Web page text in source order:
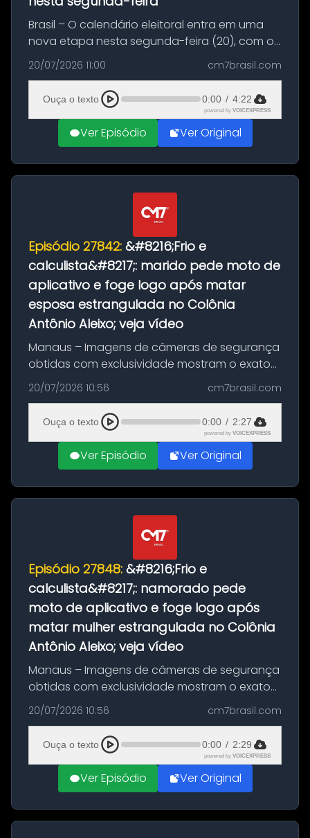
Brasil – O calendário eleitoral entra em uma
nova etapa nesta segunda-feira (20), com o
início do período destinado às convenções
partidárias. Até 5 de agosto, partidos e
federações poderão oficializa...
20/07/2026 11:00 cm7brasil.com
Ouça o texto 0:00 / 4:22
powered by VOICEXPRESS
Ver Episódio Ver Original
Episódio 27842: &#8216;Frio e
calculista&#8217;: marido pede moto de
aplicativo e foge logo após matar
esposa estrangulada no Colônia
Antônio Aleixo; veja vídeo
Manaus – Imagens de câmeras de segurança
obtidas com exclusividade mostram o exato
momento da fuga do principal suspeito da
morte de Larissa Araújo, de 28 anos. O crime
ocorreu na noite deste último d...
20/07/2026 10:56 cm7brasil.com
Ouça o texto 0:00 / 2:27
powered by VOICEXPRESS
Ver Episódio Ver Original
Episódio 27848: &#8216;Frio e
calculista&#8217;: namorado pede
moto de aplicativo e foge logo após
matar mulher estrangulada no Colônia
Antônio Aleixo; veja vídeo
Manaus – Imagens de câmeras de segurança
obtidas com exclusividade mostram o exato
momento da fuga do principal suspeito da
morte de Larissa Araújo, de 28 anos. O crime
ocorreu na noite deste último d...
20/07/2026 10:56 cm7brasil.com
Ouça o texto 0:00 / 2:29
powered by VOICEXPRESS
Ver Episódio Ver Original